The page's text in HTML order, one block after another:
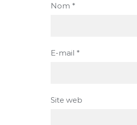
Nom *
E-mail *
Site web